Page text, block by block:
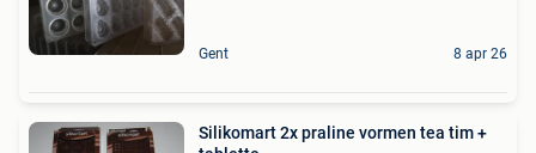
Gent 8 apr 26
Silikomart 2x praline vormen tea tim +